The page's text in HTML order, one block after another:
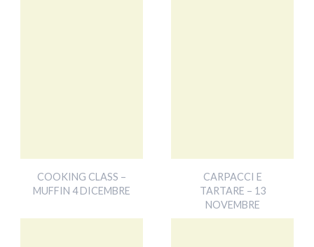
COOKING CLASS –
MUFFIN 4 DICEMBRE
CARPACCI E
TARTARE – 13
NOVEMBRE